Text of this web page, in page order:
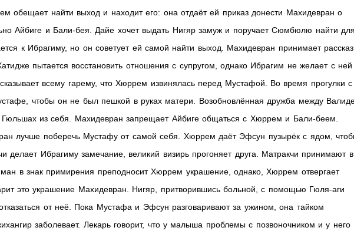
обещает найти выход и находит его: она отдаёт ей приказ донести Махидевран о
Айбиге и Бали-бея. Дайе хочет выдать Нигяр замуж и поручает Сюмбюлю найти для
к Ибрагиму, но он советует ей самой найти выход. Махидевран принимает рассказ
пытается восстановить отношения с супругом, однако Ибрагим не желает с ней
всему гарему, что Хюррем извинялась перед Мустафой. Во время прогулки с
чтобы он не был пешкой в руках матери. Возобновлённая дружба между
Гюльшах из себя. Махидевран запрещает Айбиге общаться с Хюррем и Бали-беем.
лучше поберечь Мустафу от самой себя. Хюррем даёт Эфсун пузырёк с ядом,
делает Ибрагиму замечание, великий визирь прогоняет друга. Матракчи принимают в
в знак примирения преподносит Хюррем украшение, однако, Хюррем отвергает
это украшение Махидевран. Нигяр, притворившись больной, с помощью Гюля-аги
от неё. Пока Мустафа и Эфсун разговаривают за ужином, она тайком
заболевает. Лекарь говорит, что у малыша проблемы с позвоночником и у него